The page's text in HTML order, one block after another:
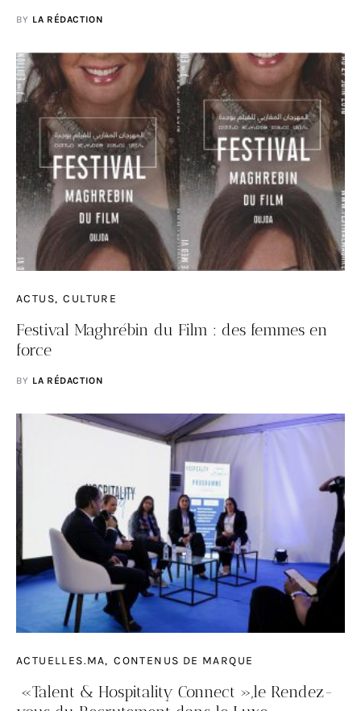
BY LA RÉDACTION
ACTUS CULTURE
Festival Maghrébin du Film : des femmes en
force
BY LA RÉDACTION
ACTUELLES.MA CONTENUS DE MARQUE
«Talent & Hospitality Connect »,le Rendez-